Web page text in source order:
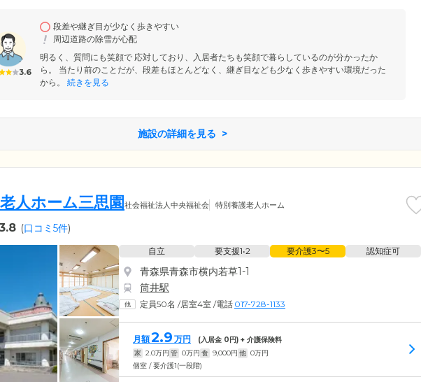
3.6
段差や継ぎ目が少なく歩きやすい
周辺道路の除雪が心配
明るく、質問にも笑顔で 応対しており、入居者たちも笑顔で暮らしているのが分かったか
ら。 当たり前のことだが、段差もほとんどなく、継ぎ目なども少なく歩きやすい環境だった
から。
続きを見る
施設の詳細を見る
人ホーム三思園 社会福祉法人中央福祉会 特別養護老人ホーム
(口コミ5件)
自立 要支援1•2 要介護3〜5 認知症可
青森県青森市横内若草1-1
筒井駅
定員50名 /居室4室 /電話 017-728-1133
月額2.9 万円 (入居金 0円) + 介護保険料
家 2.0万円 管 0万円 食 9,000円 他 0万円
個室 / 要介護1(一段階)